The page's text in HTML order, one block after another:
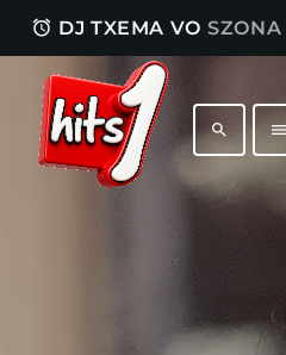
access_alarm DJ TXEMA VO SZONA
search menu